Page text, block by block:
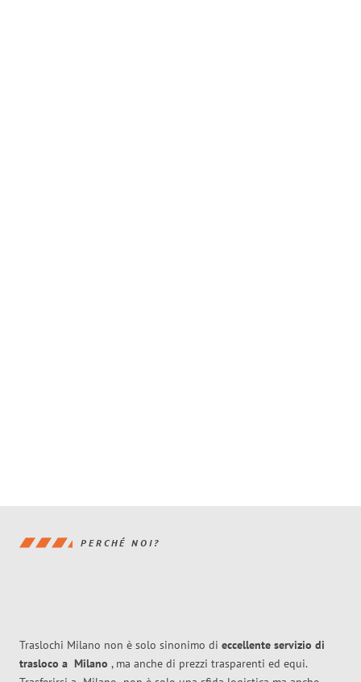
PERCHÉ NOI?
Traslochi Milano non è solo sinonimo di eccellente servizio di
trasloco a Milano , ma anche di prezzi trasparenti ed equi.